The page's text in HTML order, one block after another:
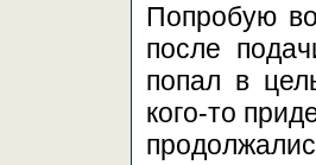
Попробую
после
попал в
кого-то